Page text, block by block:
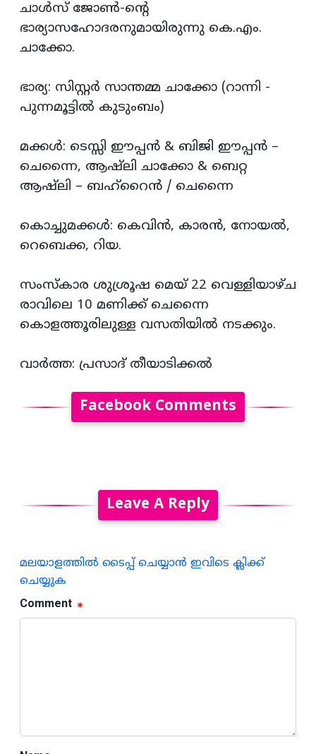
ചാൾസ് ജോൺ-ന്റെ
ഭാര്യാസഹോദരനുമായിരുന്നു കെ.എം.
ചാക്കോ.
ഭാര്യ: സിസ്റ്റർ സാന്തമ്മ ചാക്കോ (റാന്നി -
പുന്നമൂട്ടിൽ കുടുംബം)
മക്കൾ: ടെസ്സി ഈപ്പൻ & ബിജി ഈപ്പൻ –
ചെന്നൈ, ആഷ്‌ലി ചാക്കോ & ബെറ്റ
ആഷ്‌ലി – ബഹ്റൈൻ / ചെന്നൈ
കൊച്ചുമക്കൾ: കെവിൻ, കാരൻ, നോയൽ,
റെബെക്ക, റിയ.
സംസ്കാര ശുശ്രൂഷ മെയ് 22 വെള്ളിയാഴ്ച
രാവിലെ 10 മണിക്ക് ചെന്നൈ
കൊളത്തൂരിലുള്ള വസതിയിൽ നടക്കും.
വാർത്ത: പ്രസാദ് തീയാടിക്കൽ
Facebook Comments
Leave A Reply
മലയാളത്തില്‍ ടൈപ്പ് ചെയ്യാന്‍ ഇവിടെ ക്ലിക്ക്
ചെയ്യുക
Comment